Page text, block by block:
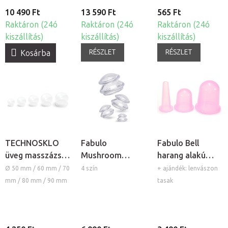
10 490 Ft
Raktáron (24ó
kiszállítás)
Kosárba
13 590 Ft
Raktáron (24ó
kiszállítás)
RÉSZLET
565 Ft
Raktáron (24ó
kiszállítás)
RÉSZLET
TECHNOSKLO
üveg masszázs
köpöly
Ø 50 mm / 60 mm / 70
mm / 80 mm / 90 mm
Fabulo
Mushroom
gomba alakú
4 szín
Fabulo Bell
harang alakú
szilikon köpöly
készlet - lila, 3db
+ ajándék: lenvászon
tasak